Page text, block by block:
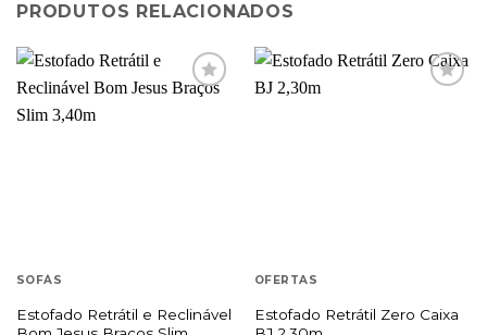
PRODUTOS RELACIONADOS
SOFÁS
Estofado Retrátil e Reclinável
OFERTAS
Estofado Retrátil Zero Caixa